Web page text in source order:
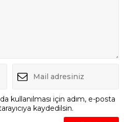
kullanılması için adım, e-posta
kaydedilsin.